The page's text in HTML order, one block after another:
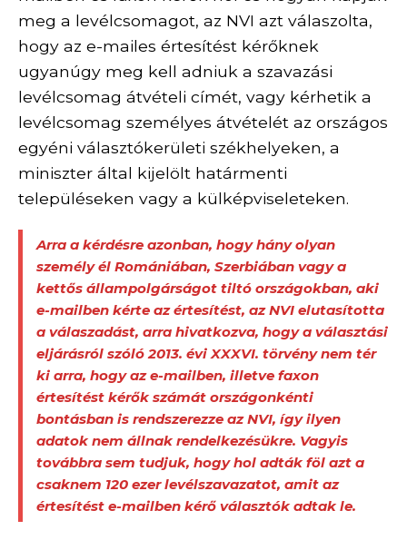
meg a levélcsomagot, az NVI azt válaszolta,
hogy az e-mailes értesítést kérőknek
ugyanúgy meg kell adniuk a szavazási
levélcsomag átvételi címét, vagy kérhetik a
levélcsomag személyes átvételét az országos
egyéni választókerületi székhelyeken, a
miniszter által kijelölt határmenti
településeken vagy a külképviseleteken.
Arra a kérdésre azonban, hogy hány olyan
személy él Romániában, Szerbiában vagy a
kettős állampolgárságot tiltó országokban, aki
e-mailben kérte az értesítést, az NVI elutasította
a válaszadást, arra hivatkozva, hogy a választási
eljárásról szóló 2013. évi XXXVI. törvénynem tér
ki arra, hogy az e-mailben, illetve faxon
értesítést kérők számát országonkénti
bontásban is rendszerezze az NVI, így ilyen
adatok nem állnak rendelkezésükre. Vagyis
továbbra sem tudjuk, hogy hol adták föl azt a
csaknem 120 ezer levélszavazatot, amit az
értesítést e-mailben kérő választók adtak le.